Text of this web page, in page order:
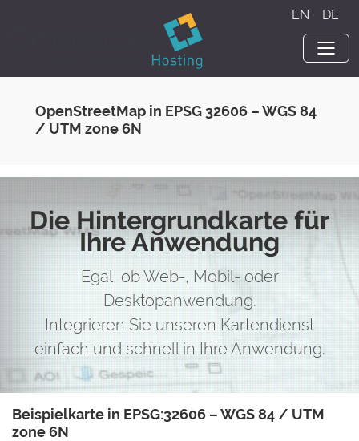
EN · DE
OpenStreetMap in EPSG 32606 – WGS 84
/ UTM zone 6N
Die Hintergrundkarte für
Ihre Anwendung
Egal, ob Web-, Mobil- oder
Desktopanwendung.
Integrieren Sie unseren Kartendienst
einfach und schnell in Ihre Anwendung.
Beispielkarte in EPSG:32606 – WGS 84 / UTM
zone 6N